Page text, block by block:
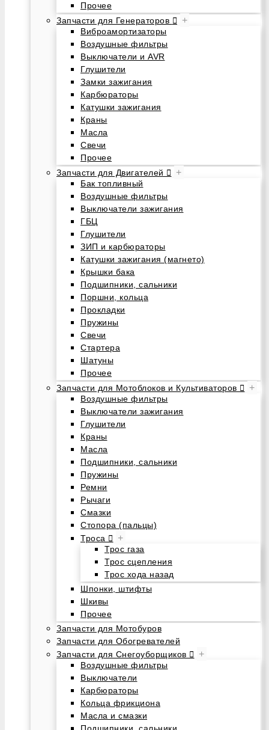
Прочее
Запчасти для Генераторов
+
Виброамортизаторы
Воздушные фильтры
Выключатели и AVR
Глушители
Замки зажигания
Карбюраторы
Катушки зажигания
Краны
Масла
Свечи
Прочее
Запчасти для Двигателей
+
Бак топливный
Воздушные фильтры
Выключатели зажигания
ГБЦ
Глушители
ЗИП и карбюраторы
Катушки зажигания (магнето)
Крышки бака
Подшипники, сальники
Поршни, кольца
Прокладки
Пружины
Свечи
Стартера
Шатуны
Прочее
Запчасти для Мотоблоков и Культиваторов
+
Воздушные фильтры
Выключатели зажигания
Глушители
Краны
Масла
Подшипники, сальники
Пружины
Ремни
Рычаги
Смазки
Стопора (пальцы)
Троса
+
Трос газа
Трос сцепления
Трос хода назад
Шпонки, штифты
Шкивы
Прочее
Запчасти для Мотобуров
Запчасти для Обогревателей
Запчасти для Снегоуборщиков
+
Воздушные фильтры
Выключатели
Карбюраторы
Кольца фрикциона
Масла и смазки